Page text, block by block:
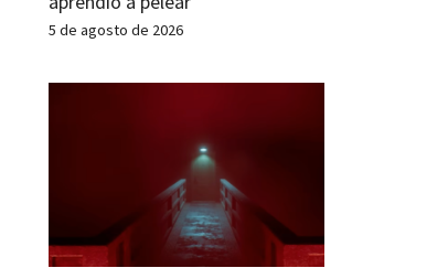
5 de agosto de 2026